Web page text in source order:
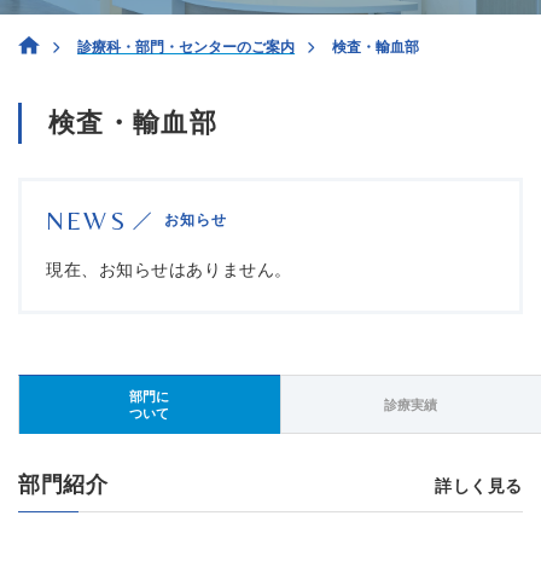
診療科・部門・センターのご案内 検査・輸血部
検査・輸血部
NEWS お知らせ
現在、お知らせはありません。
部門に
ついて
診療実績
部門紹介 詳しく見る